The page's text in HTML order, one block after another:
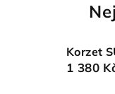
Korzet
1 380